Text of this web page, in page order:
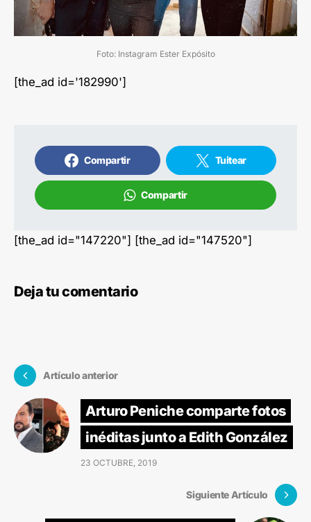
Foto: Instagram Ester Expósito
[the_ad id='182990']
Compartir Tuitear
Compartir
[the_ad id="147220"] [the_ad id="147520"]
Deja tu comentario
Artículo anterior
Arturo Peniche comparte fotos
inéditas junto a Edith González
23 OCTUBRE, 2019
Siguiente Artículo